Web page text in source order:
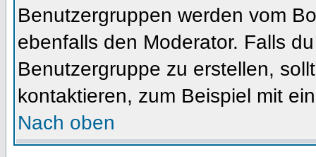
Benutzergruppen werden vom
ebenfalls den Moderator. Falls
Benutzergruppe zu erstellen,
kontaktieren, zum Beispiel mit
Nach oben